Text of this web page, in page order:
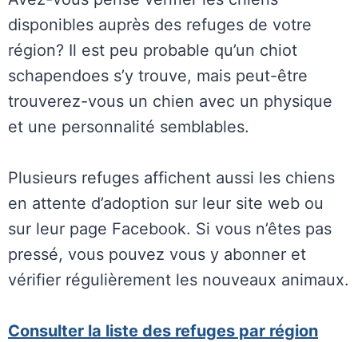
disponibles auprès des refuges de votre
région? Il est peu probable qu’un chiot
schapendoes s’y trouve, mais peut-être
trouverez-vous un chien avec un physique
et une personnalité semblables.
Plusieurs refuges affichent aussi les chiens
en attente d’adoption sur leur site web ou
sur leur page Facebook. Si vous n’êtes pas
pressé, vous pouvez vous y abonner et
vérifier régulièrement les nouveaux animaux.
Consulter la liste des refuges par région